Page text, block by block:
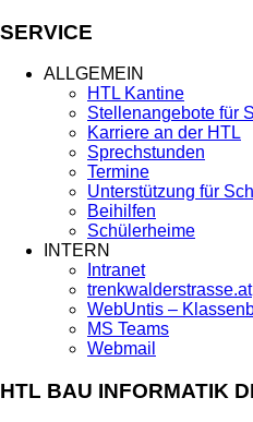
SERVICE
ALLGEMEIN
HTL Kantine
Stellenangebote für
Karriere an der HTL
Sprechstunden
Termine
Unterstützung für
Beihilfen
Schülerheime
INTERN
Intranet
trenkwalderstrasse.at
WebUntis –
MS Teams
Webmail
HTL BAU INFORMATIK